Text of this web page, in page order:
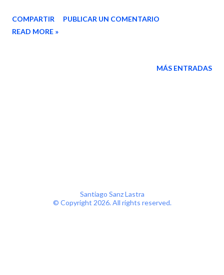
COMPARTIR
PUBLICAR UN COMENTARIO
READ MORE »
MÁS ENTRADAS
Santiago Sanz Lastra
© Copyright 2026. All rights reserved.